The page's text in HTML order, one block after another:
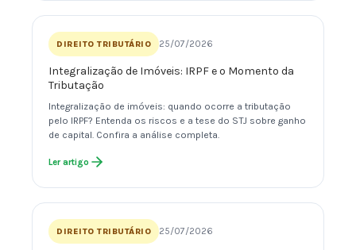
DIREITO TRIBUTÁRIO 25/07/2026
Integralização de Imóveis: IRPF e o Momento da
Tributação
Integralização de imóveis: quando ocorre a tributação
pelo IRPF? Entenda os riscos e a tese do STJ sobre ganho
de capital. Confira a análise completa.
Ler artigo
DIREITO TRIBUTÁRIO 25/07/2026